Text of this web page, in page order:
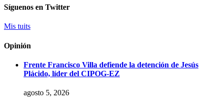
Síguenos en Twitter
Mis tuits
Opinión
Frente Francisco Villa defiende la detención de Jesús
Plácido, líder del CIPOG-EZ
agosto 5, 2026